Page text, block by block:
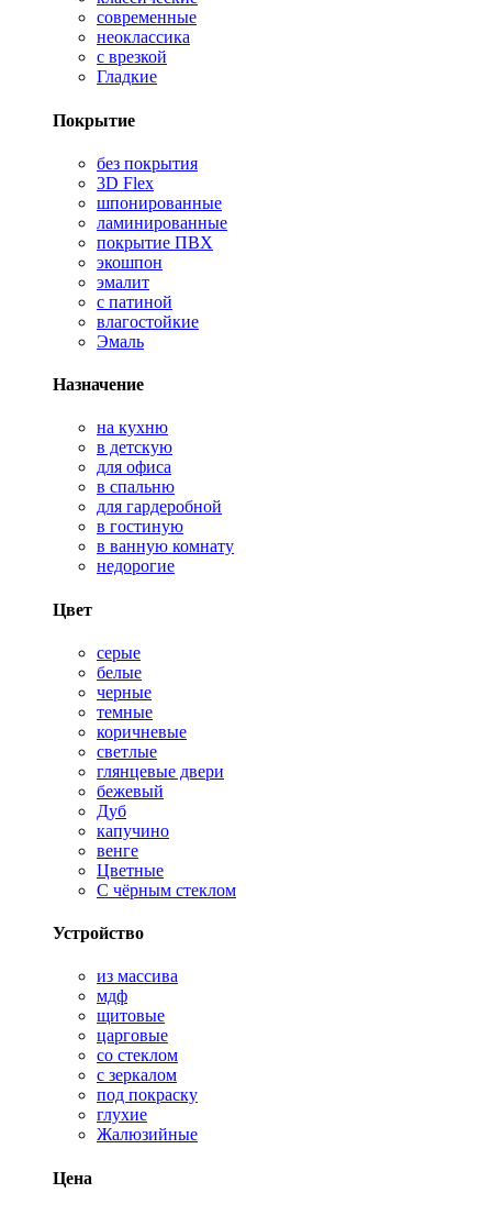
современные
неоклассика
с врезкой
Гладкие
Покрытие
без покрытия
3D Flex
шпонированные
ламинированные
покрытие ПВХ
экошпон
эмалит
с патиной
влагостойкие
Эмаль
Назначение
на кухню
в детскую
для офиса
в спальню
для гардеробной
в гостиную
в ванную комнату
недорогие
Цвет
серые
белые
черные
темные
коричневые
светлые
глянцевые двери
бежевый
Дуб
капучино
венге
Цветные
С чёрным стеклом
Устройство
из массива
мдф
щитовые
царговые
со стеклом
с зеркалом
под покраску
глухие
Жалюзийные
Цена